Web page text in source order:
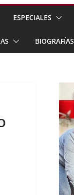
ESPECIALES
BIOGRAFÍAS